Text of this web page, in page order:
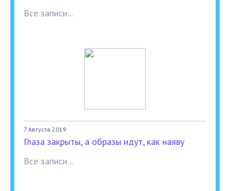
Все записи...
7 Августа 2019
Глаза закрыты, а образы идут, как наяву
Все записи...